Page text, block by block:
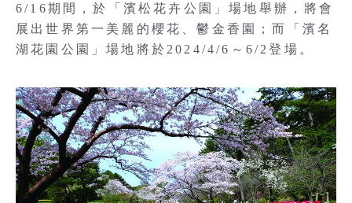
6/16期間，於「濱松花卉公園」場地舉辦，將會
展出世界第一美麗的櫻花、鬱金香園；而「濱名
湖花園公園」場地將於2024/4/6～6/2登場。